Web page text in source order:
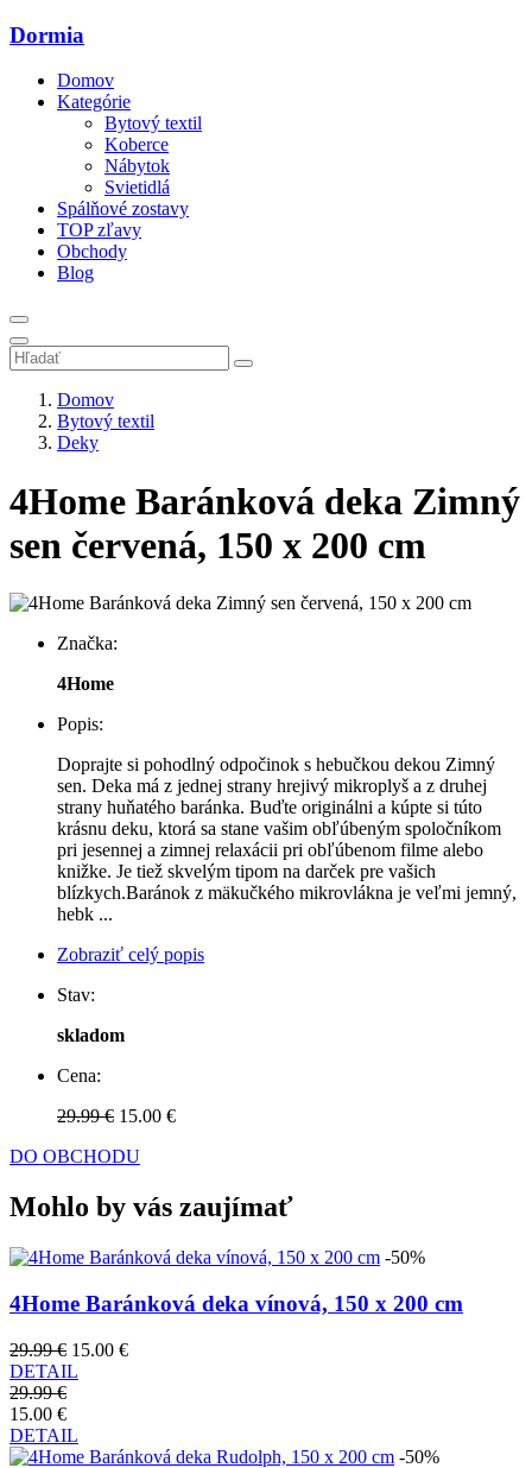
Dormia
Domov
Kategórie
Bytový textil
Koberce
Nábytok
Svietidlá
Spálňové zostavy
TOP zľavy
Obchody
Blog
Domov
Bytový textil
Deky
4Home Baránková deka Zimný
sen červená, 150 x 200 cm
Značka:
4Home
Popis:
Doprajte si pohodlný odpočinok s hebučkou dekou Zimný
sen. Deka má z jednej strany hrejivý mikroplyš a z druhej
strany huňatého baránka. Buďte originálni a kúpte si túto
krásnu deku, ktorá sa stane vašim obľúbeným spoločníkom
pri jesennej a zimnej relaxácii pri obľúbenom filme alebo
knižke. Je tiež skvelým tipom na darček pre vašich
blízkych.Baránok z mäkučkého mikrovlákna je veľmi jemný,
hebk ...
Zobraziť celý popis
Stav:
skladom
Cena:
29.99 € 15.00 €
DO OBCHODU
Mohlo by vás zaujímať
-50%
4Home Baránková deka vínová, 150 x 200 cm
29.99 € 15.00 €
DETAIL
29.99 €
15.00 €
DETAIL
-50%